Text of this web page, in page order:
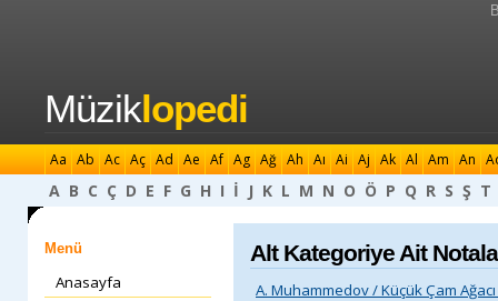
Müziklopedi
Aa Ab Ac Aç Ad Ae Af Ag Ağ Ah Aı Ai Aj Ak Al Am An
A B C Ç D E F G H I İ J K L M N O Ö P Q R S Ş T
Menü
Anasayfa
Alt Kategoriye Ait
A. Muhammedov / Küçük Çam